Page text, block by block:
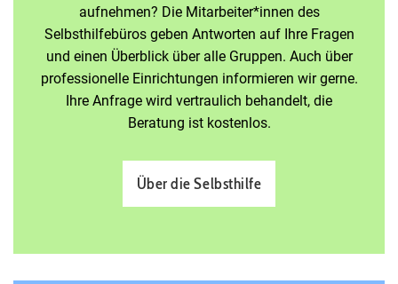
aufnehmen? Die Mitarbeiter*innen des
Selbsthilfebüros geben Antworten auf Ihre Fragen
und einen Überblick über alle Gruppen. Auch über
professionelle Einrichtungen informieren wir gerne.
Ihre Anfrage wird vertraulich behandelt, die
Beratung ist kostenlos.
Über die Selbsthilfe